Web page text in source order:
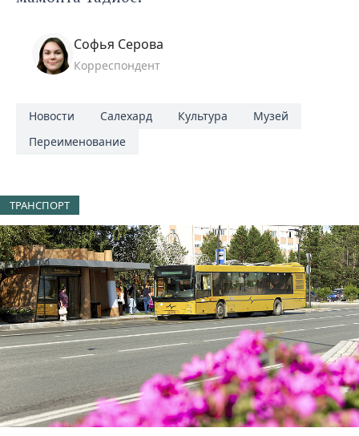
Софья Серова
Корреспондент
Новости Салехард Культура
Музей
Переименование
ТРАНСПОРТ